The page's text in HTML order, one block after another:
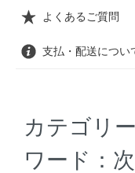
よくあるご質問
支払・配送につい
カテゴリ
ワード：